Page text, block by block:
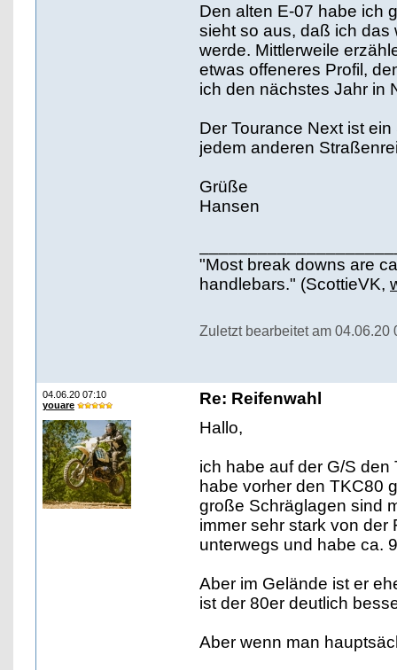
Den alten E-07 habe ich
sieht so aus, daß ich das
werde. Mittlerweile
etwas offeneres Profil,
ich den nächstes Jahr in
Der Tourance Next ist
jedem anderen
Grüße
Hansen
"Most break downs are
handlebars." (ScottieVK,
Zuletzt bearbeitet am 04.06.20
04.06.20 07:10
youare
Re: Reifenwahl
Hallo,
ich habe auf der G/S
habe vorher den TKC80
große Schräglagen sind
immer sehr stark von der
unterwegs und habe ca.
Aber im Gelände ist er
ist der 80er deutlich
Aber wenn man